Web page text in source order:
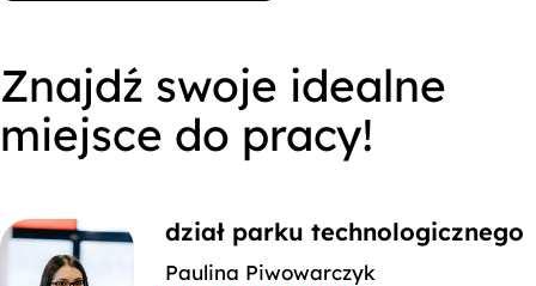
Znajdź swoje idealne
miejsce do pracy!
dział parku technologicznego
Paulina Piwowarczyk